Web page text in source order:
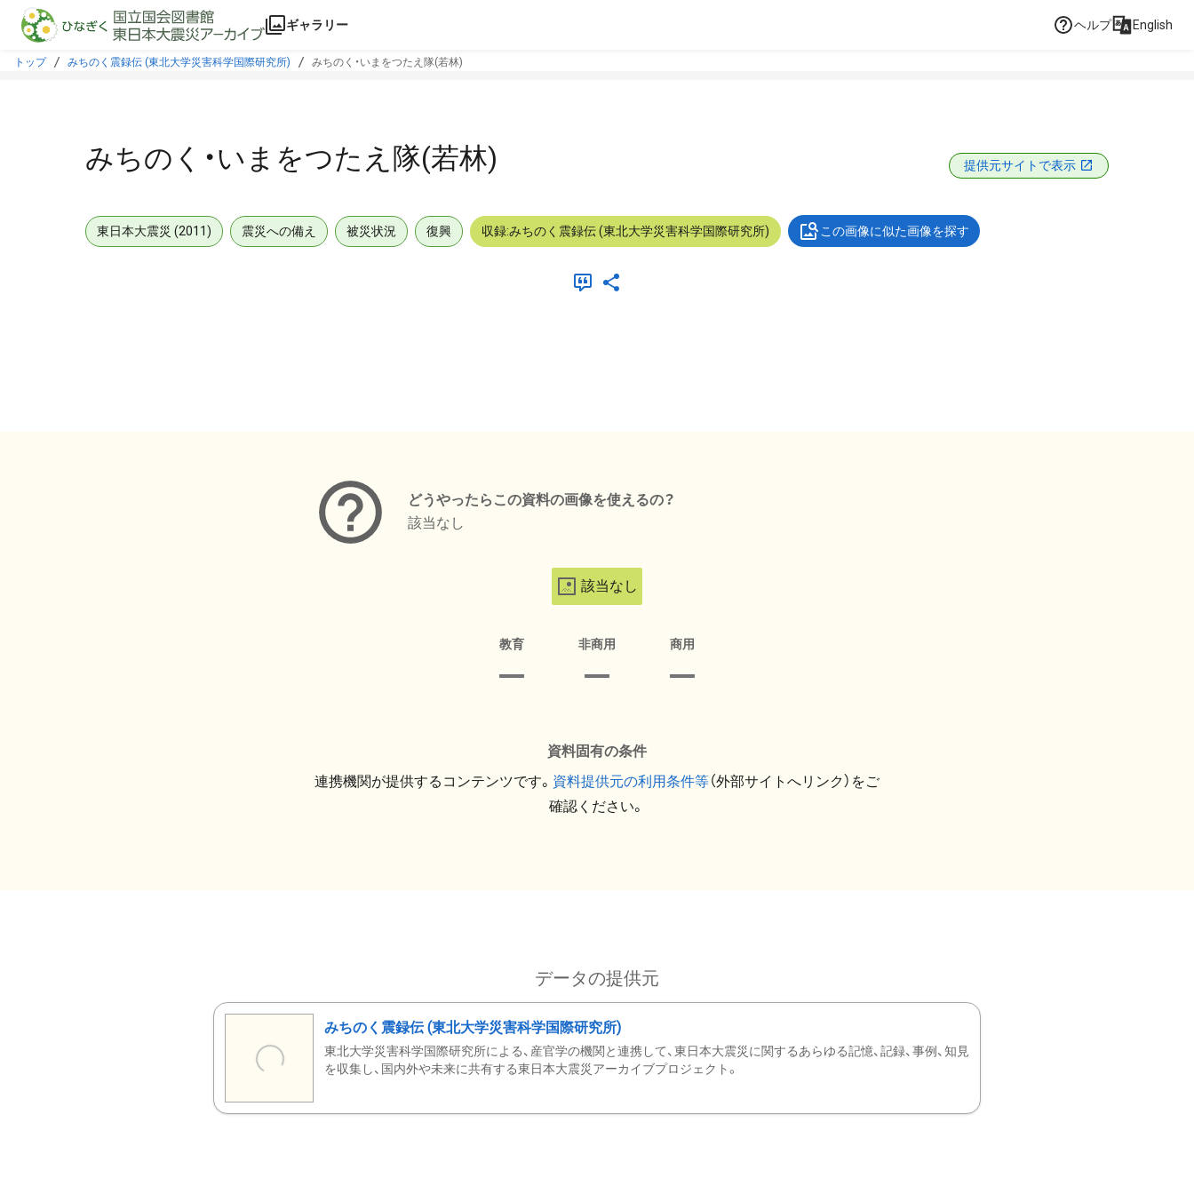
本文に飛ぶ
ギャラリー ヘルプ English
トップ みちのく震録伝 (東北大学災害科学国際研究所) みちのく・いまをつたえ隊(若林)
みちのく・いまをつたえ隊(若林) 提供元サイトで表示
東日本大震災 (2011) 震災への備え 被災状況 復興 収録:みちのく震録伝 (東北大学災害科学国際研究所) この画像に似た画像を探す
どうやったらこの資料の画像を使えるの？
該当なし
該当なし
教育 非商用 商用
資料固有の条件
連携機関が提供するコンテンツです。 資料提供元の利用条件等（外部サイトへリンク）をご
確認ください。
データの提供元
みちのく震録伝 (東北大学災害科学国際研究所)
東北大学災害科学国際研究所による、産官学の機関と連携して、東日本大震災に関するあらゆる記憶、記録、事例、知見
を収集し、国内外や未来に共有する東日本大震災アーカイブプロジェクト。